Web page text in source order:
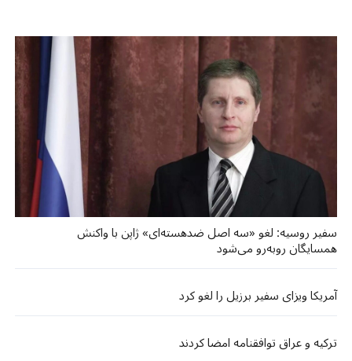
سفیر روسیه: لغو «سه اصل ضد‌هسته‌ای» ژاپن با واکنش
همسایگان روبه‌رو می‌شود
آمریکا ویزای سفیر برزیل را لغو کرد
ترکیه و عراق توافقنامه امضا کردند